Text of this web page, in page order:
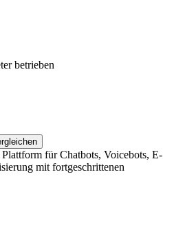
betrieben
für Chatbots, Voicebots, E-
mit fortgeschrittenen